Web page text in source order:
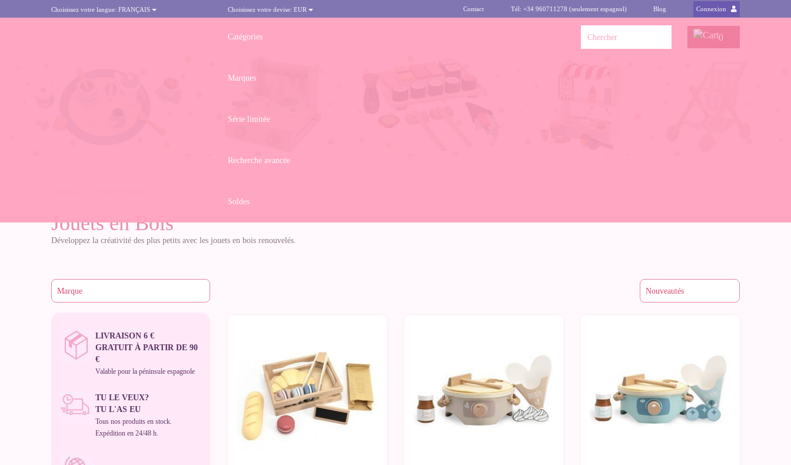
Choisissez votre langue: FRANÇAIS Choisissez votre devise: EUR Contact Tél: +34 960711278 (seulement espagnol) Blog Connexion
Catégories
Marques
Série limitée
Recherche avancée
Soldes
0
Jouets en Bois
Développez la créativité des plus petits avec les jouets en bois renouvelés.
LIVRAISON 6 €
GRATUIT À PARTIR DE 90
€
Valable pour la péninsule espagnole
TU LE VEUX?
TU L'AS EU
Tous nos produits en stock.
Expédition en 24/48 h.